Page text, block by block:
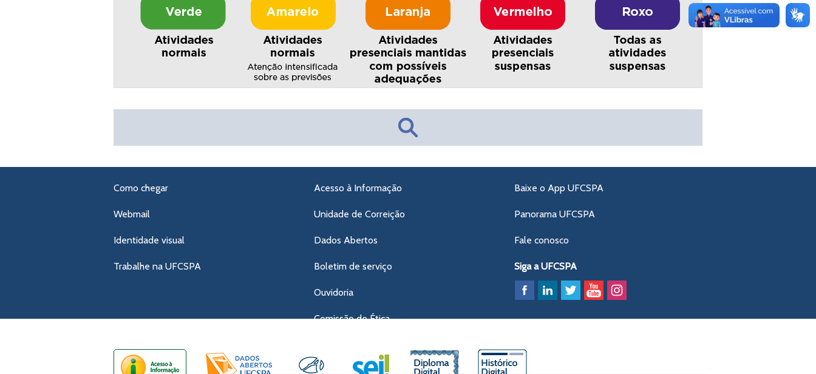
Como chegar
Webmail
Identidade visual
Trabalhe na UFCSPA
Acesso à Informação
Unidade de Correição
Dados Abertos
Boletim de serviço
Ouvidoria
Comissão de Ética
Baixe o App UFCSPA
Panorama UFCSPA
Fale conosco
Siga a UFCSPA